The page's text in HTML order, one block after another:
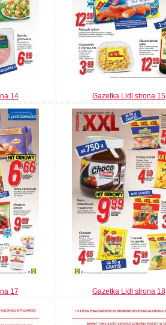
14 Gazetka Lidl strona 15
17 Gazetka Lidl strona 18